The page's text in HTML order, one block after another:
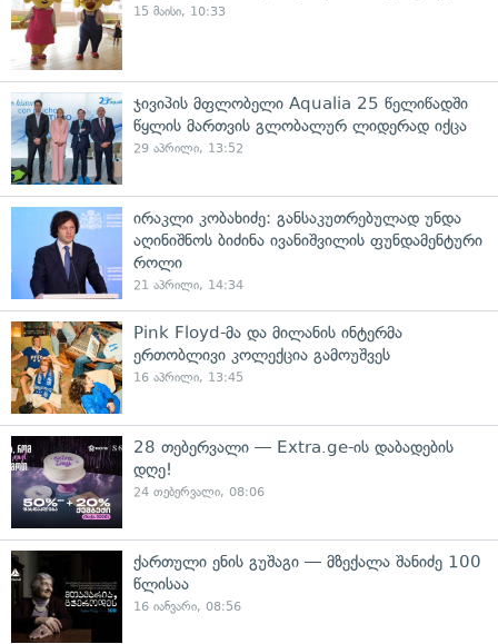
15 მაისი, 10:33
ჯივიპის მფლობელი Aqualia 25 წელიწადში
წყლის მართვის გლობალურ ლიდერად იქცა
29 აპრილი, 13:52
ირაკლი კობახიძე: განსაკუთრებულად უნდა
აღინიშნოს ბიძინა ივანიშვილის ფუნდამენტური
როლი
21 აპრილი, 14:34
Pink Floyd-მა და მილანის ინტერმა
ერთობლივი კოლექცია გამოუშვეს
16 აპრილი, 13:45
28 თებერვალი — Extra.ge-ის დაბადების
დღე!
24 თებერვალი, 08:06
ქართული ენის გუშაგი — მზექალა შანიძე 100
წლისაა
16 იანვარი, 08:56